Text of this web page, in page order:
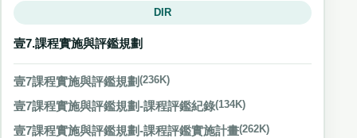
DIR
壹7.課程實施與評鑑規劃
壹7課程實施與評鑑規劃 (236K)
壹7課程實施與評鑑規劃-課程評鑑紀錄(134K)
壹7課程實施與評鑑規劃-課程評鑑實施計畫(262K)